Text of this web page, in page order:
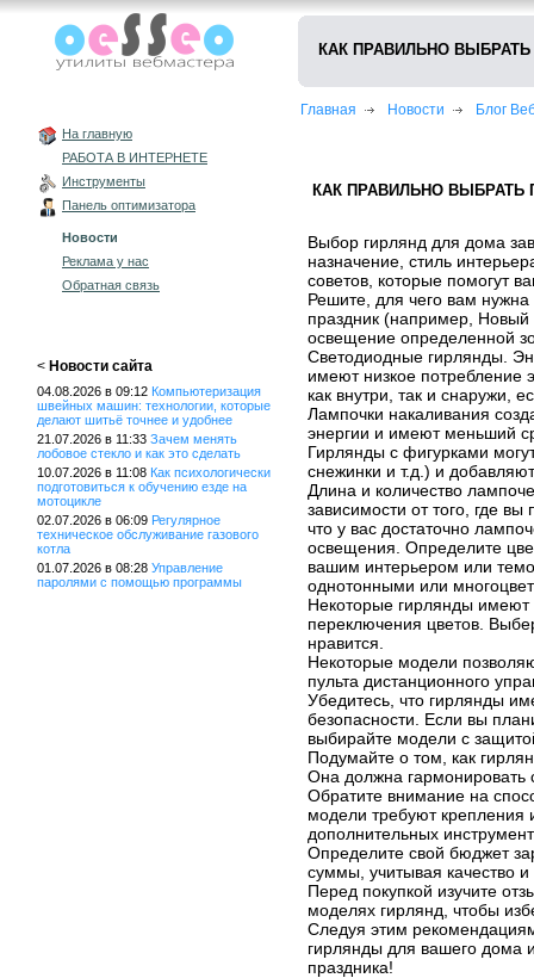
На главную
РАБОТА В ИНТЕРНЕТЕ
Инструменты
Панель оптимизатора
Новости
Реклама у нас
Обратная связь
< Новости сайта
04.08.2026 в 09:12 Компьютеризация
швейных машин: технологии, которые
делают шитьё точнее и удобнее
21.07.2026 в 11:33 Зачем менять
лобовое стекло и как это сделать
10.07.2026 в 11:08 Как психологически
подготовиться к обучению езде на
мотоцикле
02.07.2026 в 06:09 Регулярное
техническое обслуживание газового
котла
01.07.2026 в 08:28 Управление
паролями с помощью программы
КАК ПРАВИЛЬНО
Главная Новости Блог
КАК ПРАВИЛЬНО
Выбор гирлянд для дома
назначение, стиль
советов, которые помогут
Решите, для чего вам
праздник (например,
освещение определенной
Светодиодные гирлянды.
имеют низкое потребление
как внутри, так и снаружи,
Лампочки накаливания
энергии и имеют меньший
Гирлянды с фигурками
снежинки и т.д.) и
Длина и количество
зависимости от того, где
что у вас достаточно
освещения. Определите
вашим интерьером или
однотонными или
Некоторые гирлянды
переключения цветов.
нравится.
Некоторые модели
пульта дистанционного
Убедитесь, что гирлянды
безопасности. Если вы
выбирайте модели с
Подумайте о том, как
Она должна гармонировать
Обратите внимание на
модели требуют крепления
дополнительных
Определите свой бюджет
суммы, учитывая качество
Перед покупкой изучите
моделях гирлянд, чтобы
Следуя этим
гирлянды для вашего дома
праздника!